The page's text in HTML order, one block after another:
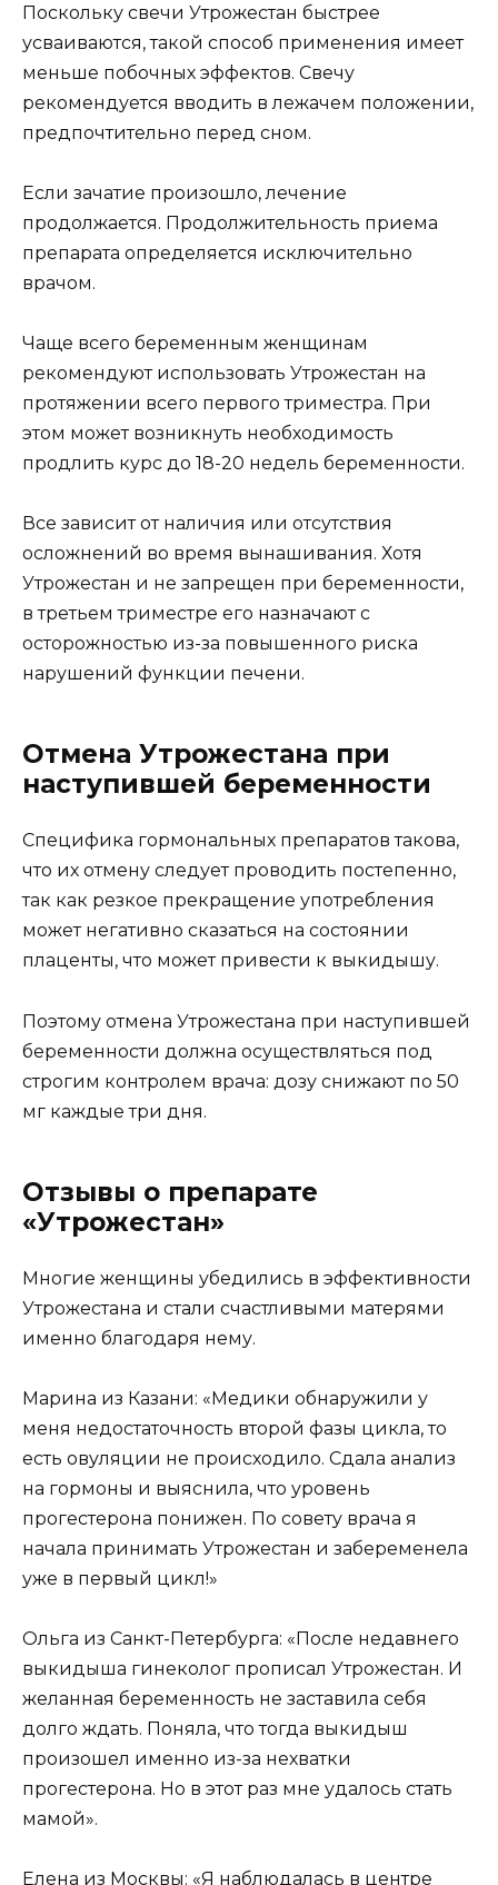
Поскольку свечи Утрожестан быстрее
усваиваются, такой способ применения имеет
меньше побочных эффектов. Свечу
рекомендуется вводить в лежачем положении,
предпочтительно перед сном.
Если зачатие произошло, лечение
продолжается. Продолжительность приема
препарата определяется исключительно
врачом.
Чаще всего беременным женщинам
рекомендуют использовать Утрожестан на
протяжении всего первого триместра. При
этом может возникнуть необходимость
продлить курс до 18-20 недель беременности.
Все зависит от наличия или отсутствия
осложнений во время вынашивания. Хотя
Утрожестан и не запрещен при беременности,
в третьем триместре его назначают с
осторожностью из-за повышенного риска
нарушений функции печени.
Отмена Утрожестана при
наступившей беременности
Специфика гормональных препаратов такова,
что их отмену следует проводить постепенно,
так как резкое прекращение употребления
может негативно сказаться на состоянии
плаценты, что может привести к выкидышу.
Поэтому отмена Утрожестана при наступившей
беременности должна осуществляться под
строгим контролем врача: дозу снижают по 50
мг каждые три дня.
Отзывы о препарате
«Утрожестан»
Многие женщины убедились в эффективности
Утрожестана и стали счастливыми матерями
именно благодаря нему.
Марина из Казани: «Медики обнаружили у
меня недостаточность второй фазы цикла, то
есть овуляции не происходило. Сдала анализ
на гормоны и выяснила, что уровень
прогестерона понижен. По совету врача я
начала принимать Утрожестан и забеременела
уже в первый цикл!»
Ольга из Санкт-Петербурга: «После недавнего
выкидыша гинеколог прописал Утрожестан. И
желанная беременность не заставила себя
долго ждать. Поняла, что тогда выкидыш
произошел именно из-за нехватки
прогестерона. Но в этот раз мне удалось стать
мамой».
Елена из Москвы: «Я наблюдалась в центре